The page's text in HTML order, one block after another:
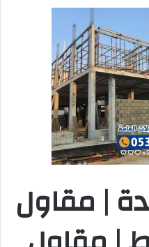
| مقاول